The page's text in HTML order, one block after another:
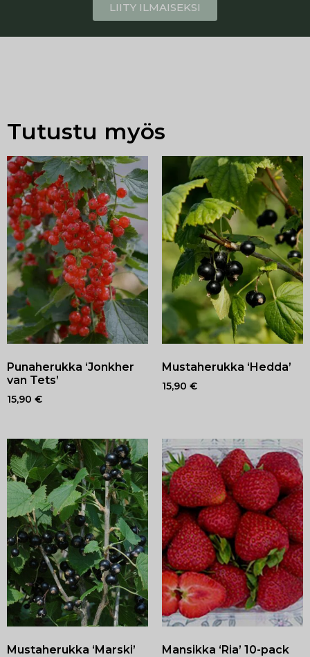
LIITY ILMAISEKSI
Tutustu myös
Punaherukka ‘Jonkher
van Tets’
15,90 €
Mustaherukka ‘Hedda’
15,90 €
Mustaherukka ‘Marski’ Mansikka ‘Ria’ 10-pack